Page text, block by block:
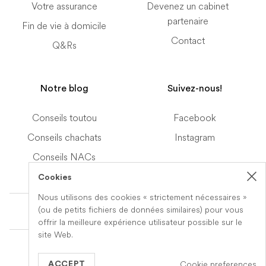
Cookies
Nous utilisons des cookies « strictement nécessaires »
(ou de petits fichiers de données similaires) pour vous
offrir la meilleure expérience utilisateur possible sur le
site Web.
ACCEPT
Votre assurance
Fin de vie à domicile
Q&Rs
Devenez un cabinet
partenaire
Contact
Notre blog
Conseils toutou
Conseils chachats
Conseils NACs
Suivez-nous!
Facebook
Instagram
Terms of Service